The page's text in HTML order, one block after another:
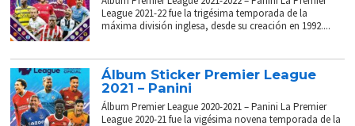
League 2021-22 fue la trigésima temporada de la
máxima división inglesa, desde su creación en 1992....
Álbum Sticker Premier League
2021 – Panini
Álbum Premier League 2020-2021 – Panini La Premier
League 2020-21 fue la vigésima novena temporada de la